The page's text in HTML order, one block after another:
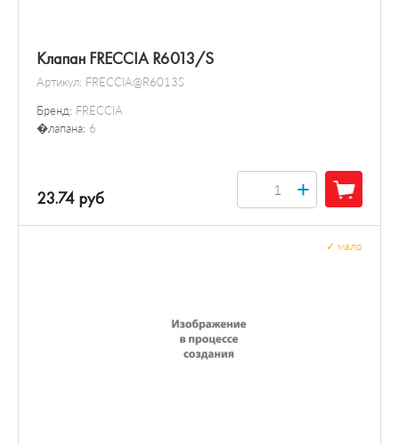
Клапан FRECCIA R6013/S
Артикул: FRECCIA@R6013S
Бренд: FRECCIA
�лапана: 6
23.74 руб +
мало